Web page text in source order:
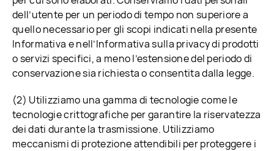
dell’utente per un periodo di tempo non superiore a
quello necessario per gli scopi indicati nella presente
Informativa e nell’Informativa sulla privacy di prodotti
o servizi specifici, a meno l’estensione del periodo di
conservazione sia richiesta o consentita dalla legge.
(2) Utilizziamo una gamma di tecnologie come le
tecnologie crittografiche per garantire la riservatezza
dei dati durante la trasmissione. Utilizziamo
meccanismi di protezione attendibili per proteggere i